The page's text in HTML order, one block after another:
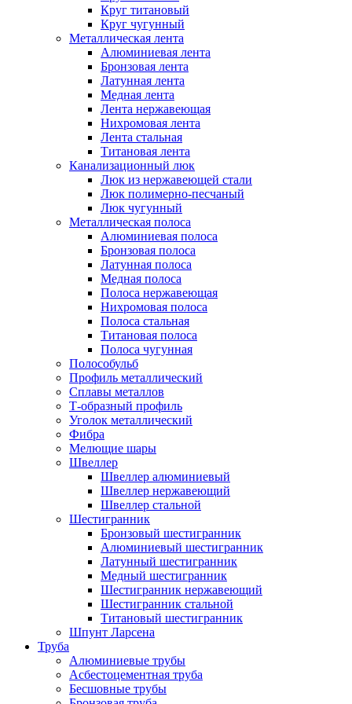
Круг титановый
Круг чугунный
Металлическая лента
Алюминиевая лента
Бронзовая лента
Латунная лента
Медная лента
Лента нержавеющая
Нихромовая лента
Лента стальная
Титановая лента
Канализационный люк
Люк из нержавеющей стали
Люк полимерно-песчаный
Люк чугунный
Металлическая полоса
Алюминиевая полоса
Бронзовая полоса
Латунная полоса
Медная полоса
Полоса нержавеющая
Нихромовая полоса
Полоса стальная
Титановая полоса
Полоса чугунная
Полособульб
Профиль металлический
Сплавы металлов
Т-образный профиль
Уголок металлический
Фибра
Мелющие шары
Швеллер
Швеллер алюминиевый
Швеллер нержавеющий
Швеллер стальной
Шестигранник
Бронзовый шестигранник
Алюминиевый шестигранник
Латунный шестигранник
Медный шестигранник
Шестигранник нержавеющий
Шестигранник стальной
Титановый шестигранник
Шпунт Ларсена
Труба
Алюминиевые трубы
Асбестоцементная труба
Бесшовные трубы